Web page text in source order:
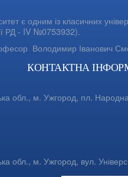
є одним із класичних
РД - IV №0753932).
Володимир Іванович
КОНТАКТНА
обл., м. Ужгород, пл.
обл., м. Ужгород, вул.